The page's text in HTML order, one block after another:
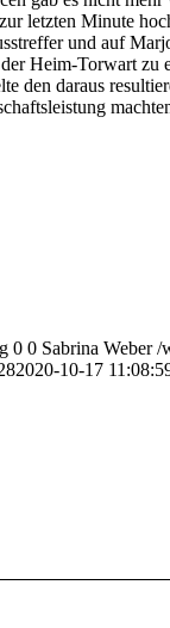
letzten Minute
und auf
Heim-Torwart zu
den daraus
0 0 Sabrina Weber /
2020-10-17